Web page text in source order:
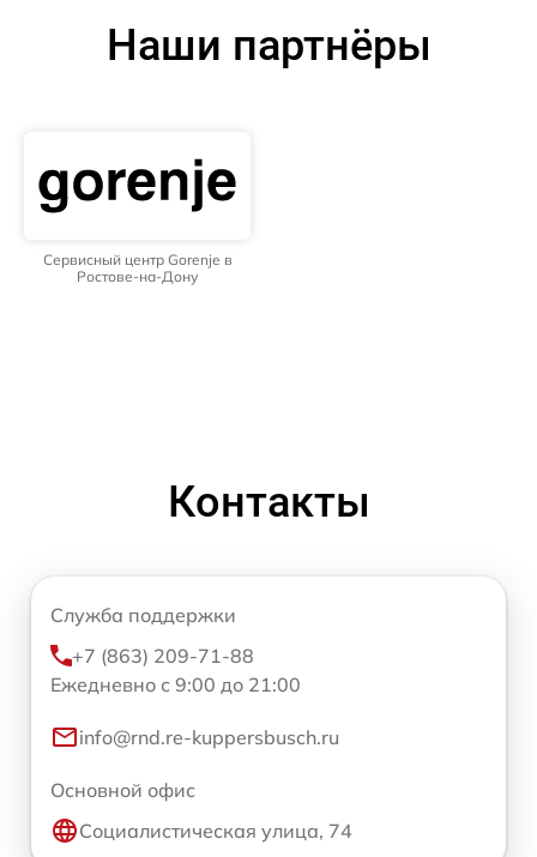
Наши партнёры
Сервисный центр Gorenje в
Ростове-на-Дону
Контакты
Служба поддержки
+7 (863) 209-71-88
Ежедневно с 9:00 до 21:00
info@rnd.re-kuppersbusch.ru
Основной офис
Социалистическая улица, 74